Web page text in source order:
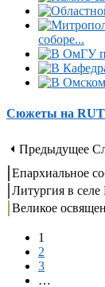
соборе...
Сюжеты на
⏴ Предыдущее
Епархиальное
Литургия в селе
Великое
1
2
3
…